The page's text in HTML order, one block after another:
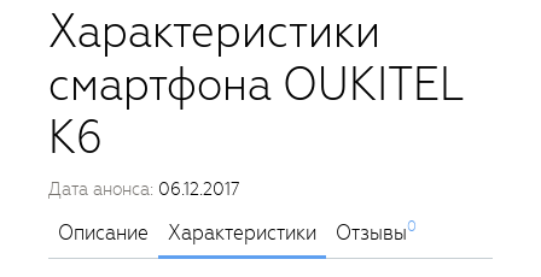
Характеристики
смартфона OUKITEL
K6
Дата анонса: 06.12.2017
Описание Характеристики Отзывы0